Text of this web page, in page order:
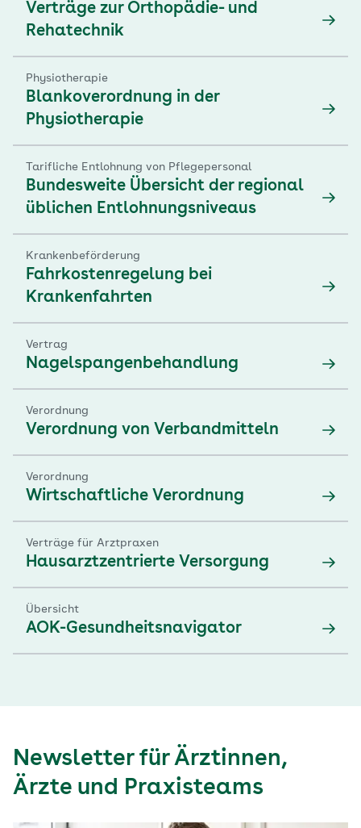
Verträge zur Orthopädie- und
Rehatechnik
Physiotherapie
Blankoverordnung in der
Physiotherapie
Tarifliche Entlohnung von Pflegepersonal
Bundesweite Übersicht der regional
üblichen Entlohnungsniveaus
Krankenbeförderung
Fahrkostenregelung bei
Krankenfahrten
Vertrag
Nagelspangenbehandlung
Verordnung
Verordnung von Verbandmitteln
Verordnung
Wirtschaftliche Verordnung
Verträge für Arztpraxen
Hausarztzentrierte Versorgung
Übersicht
AOK-Gesundheitsnavigator
Newsletter für Ärztinnen,
Ärzte und Praxisteams